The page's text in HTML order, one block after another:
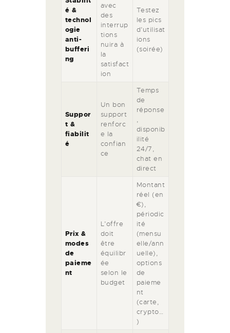
é &
technol
ogie
anti-
bufferi
ng
avec
des
interrup
tions
nuira à
la
satisfact
ion
Testez
les pics
d’utilisat
ions
(soirée)
Suppor
t &
fiabilit
é
Un bon
support
renforc
e la
confian
ce
Temps
de
réponse
,
disponib
ilité
24/7,
chat en
direct
Prix &
modes
de
paieme
nt
L’offre
doit
être
équilibr
ée
selon le
budget
Montant
réel (en
€),
périodic
ité
(mensu
elle/ann
uelle),
options
de
paieme
nt
(carte,
crypto…
)